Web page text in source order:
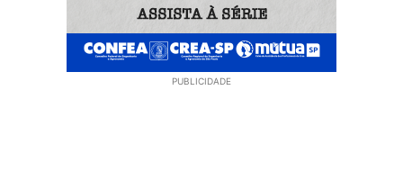
PUBLICIDADE